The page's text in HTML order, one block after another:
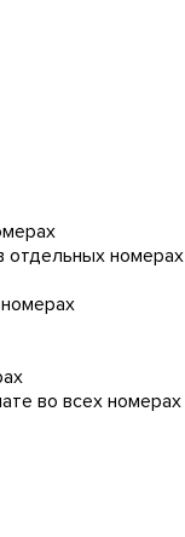
отдельных номерах
во всех номерах